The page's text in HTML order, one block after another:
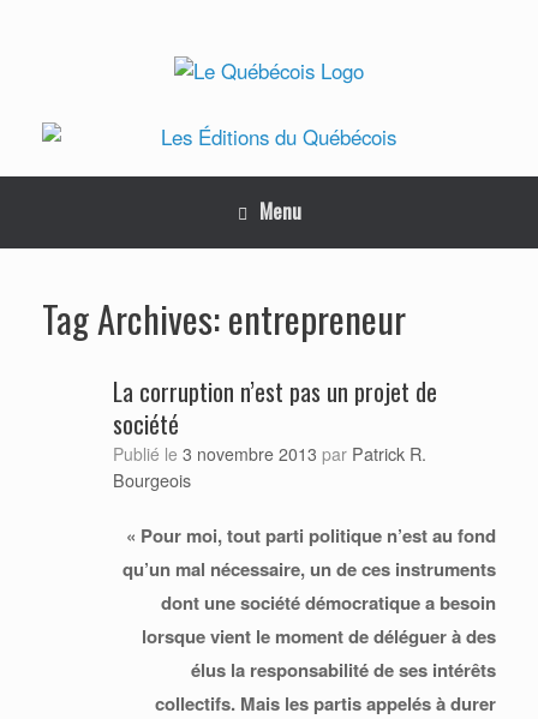
Menu
Tag Archives:entrepreneur
La corruption n’est pas un projet de
société
Publié le 3 novembre 2013 par Patrick R.
Bourgeois
« Pour moi, tout parti politique n’est au fond
qu’un mal nécessaire, un de ces instruments
dont une société démocratique a besoin
lorsque vient le moment de déléguer à des
élus la responsabilité de ses intérêts
collectifs. Mais les partis appelés à durer